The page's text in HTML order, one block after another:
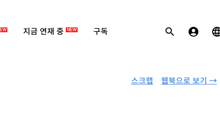
지금 연재 중 NEW 구독
웹북으로 보기 →
스크랩